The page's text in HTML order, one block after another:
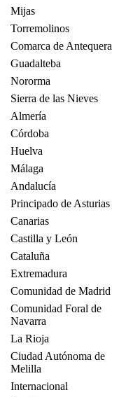
Mijas
Torremolinos
Comarca de Antequera
Guadalteba
Nororma
Sierra de las Nieves
Almería
Córdoba
Huelva
Málaga
Andalucía
Principado de Asturias
Canarias
Castilla y León
Cataluña
Extremadura
Comunidad de Madrid
Comunidad Foral de
Navarra
La Rioja
Ciudad Autónoma de
Melilla
Internacional